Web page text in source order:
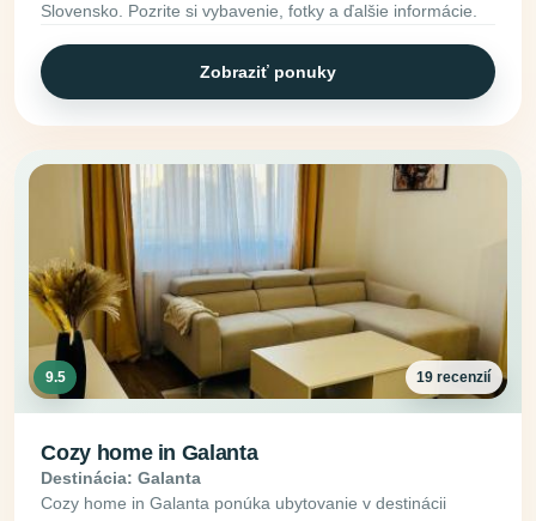
Slovensko. Pozrite si vybavenie, fotky a ďalšie informácie.
Zobraziť ponuky
9.5 19 recenzií
Cozy home in Galanta
Destinácia: Galanta
Cozy home in Galanta ponúka ubytovanie v destinácii